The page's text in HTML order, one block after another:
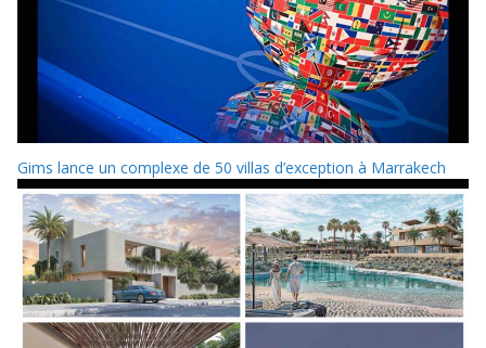
Gims lance un complexe de 50 villas d’exception à Marrakech